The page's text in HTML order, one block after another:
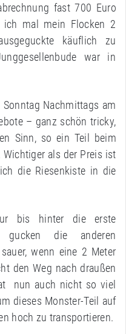
fast 700 Euro
mal mein Flocken 2
käuflich zu
war in
Nachmittags am
– ganz schön tricky,
Sinn, so ein Teil beim
als der Preis ist
die Riesenkiste in die
bis hinter die erste
die anderen
wenn eine 2 Meter
den Weg nach draußen
nun auch nicht so viel
dieses Monster-Teil auf
hoch zu transportieren.